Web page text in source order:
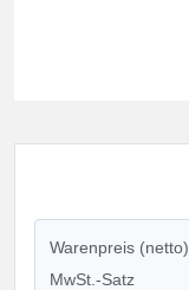
Warenpreis (netto)
MwSt.-Satz